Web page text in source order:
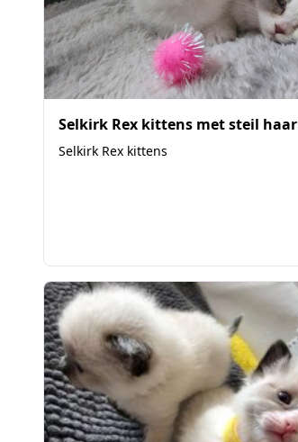
Selkirk Rex kittens met steil haar
Selkirk Rex kittens